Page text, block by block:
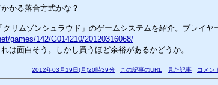
かる落合方式かな？
クリムゾンシュラウド」のゲームシステムを紹介。プレイヤ
games/142/G014210/20120316068/
は面白そう。しかし買うほど余裕があるかどうか。
2012年03月19日(月)20時39分 この記事のURL 見た記事 コメン